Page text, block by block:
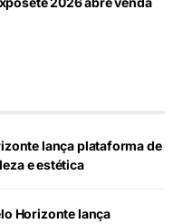
lança plataforma de
e estética
Horizonte lança